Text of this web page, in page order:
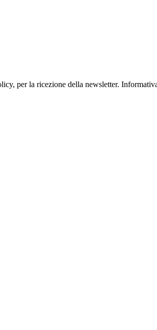
per la ricezione della newsletter.